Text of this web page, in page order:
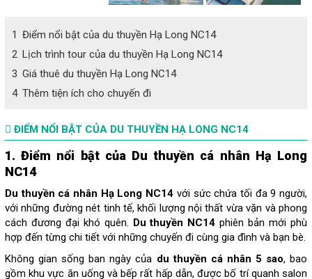
1 Điểm nổi bật của du thuyền Hạ Long NC14
2 Lịch trình tour của du thuyền Hạ Long NC14
3 Giá thuê du thuyền Hạ Long NC14
4 Thêm tiện ích cho chuyến đi
ĐIỂM NỔI BẬT CỦA DU THUYỀN HẠ LONG NC14
1. Điểm nổi bật của Du thuyền cá nhân Hạ Long
NC14
Du thuyền cá nhân Hạ Long NC14 với sức chứa tối đa 9 người,
với những đường nét tinh tế, khối lượng nội thất vừa vặn và phong
cách đương đại khó quên. Du thuyền NC14 phiên bản mới phù
hợp đến từng chi tiết với những chuyến đi cùng gia đình và bạn bè.
Không gian sống ban ngày của du thuyền cá nhân 5 sao, bao
gồm khu vực ăn uống và bếp rất hấp dẫn, được bố trí quanh salon